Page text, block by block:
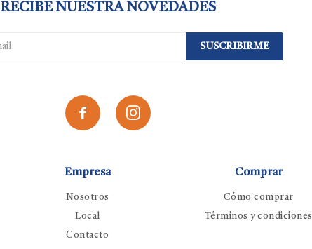
Empresa
Nosotros
Local
Contacto
Comprar
Cómo comprar
Términos y condiciones
RECIBE NUESTRA NOVEDADES
SUSCRIBIRME
 